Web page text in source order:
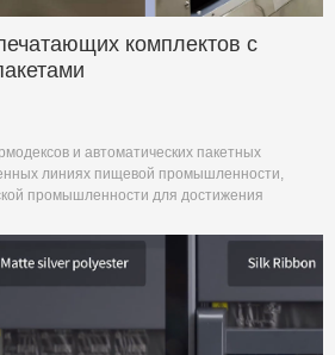
комплектов с
и автоматических пакетных
линиях пищевой промышленности,
промышленности для достижения